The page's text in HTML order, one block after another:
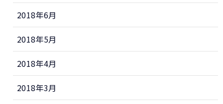
2018年6月
2018年5月
2018年4月
2018年3月